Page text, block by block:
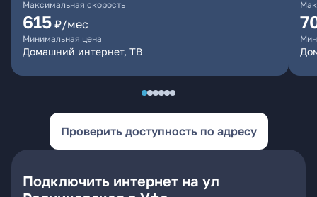
Максимальная скорость
615 ₽/мес
Минимальная цена
Домашний интернет, ТВ
Проверить доступность по адресу
Подключить интернет на ул